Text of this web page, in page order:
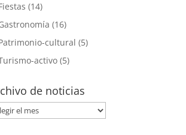
(14)
(16)
cultural (5)
activo (5)
de noticias